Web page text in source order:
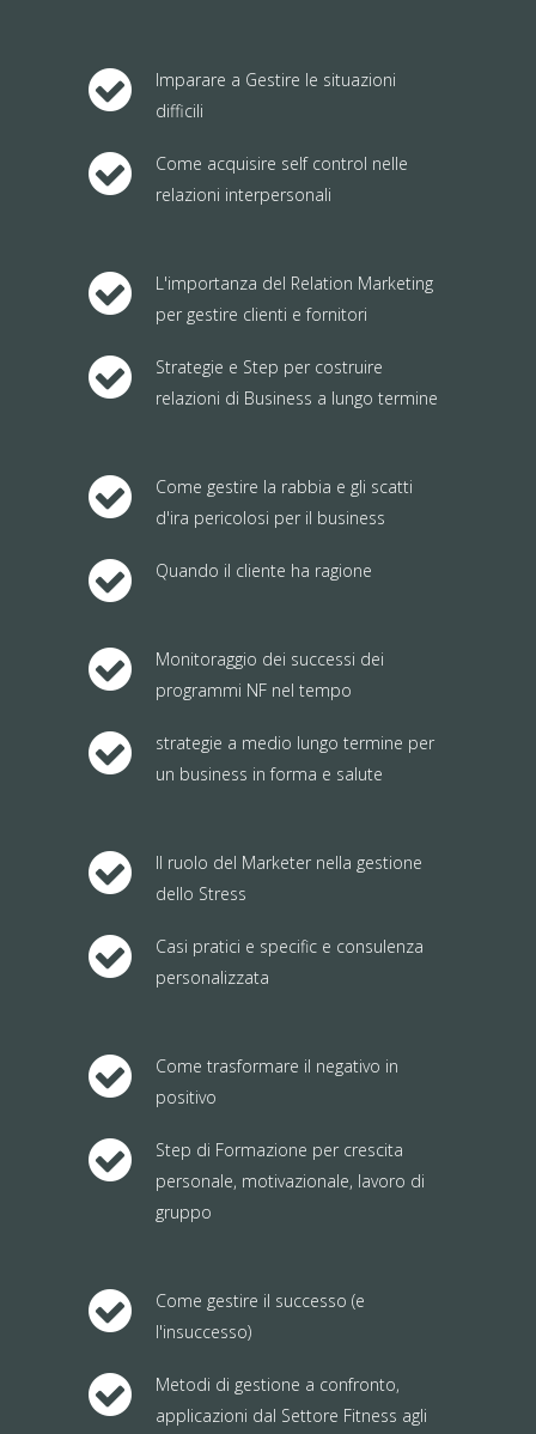
Imparare a Gestire le situazioni
difficili
Come acquisire self control nelle
relazioni interpersonali
L'importanza del Relation Marketing
per gestire clienti e fornitori
Strategie e Step per costruire
relazioni di Business a lungo termine
Come gestire la rabbia e gli scatti
d'ira pericolosi per il business
Quando il cliente ha ragione
Monitoraggio dei successi dei
programmi NF nel tempo
strategie a medio lungo termine per
un business in forma e salute
Il ruolo del Marketer nella gestione
dello Stress
Casi pratici e specific e consulenza
personalizzata
Come trasformare il negativo in
positivo
Step di Formazione per crescita
personale, motivazionale, lavoro di
gruppo
Come gestire il successo (e
l'insuccesso)
Metodi di gestione a confronto,
applicazioni dal Settore Fitness agli